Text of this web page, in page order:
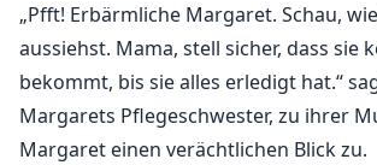
„Pfft! Erbärmliche Margaret. Schau,
aussiehst. Mama, stell sicher, dass sie
bekommt, bis sie alles erledigt hat.“
Margarets Pflegeschwester, zu ihrer
Margaret einen verächtlichen Blick zu.